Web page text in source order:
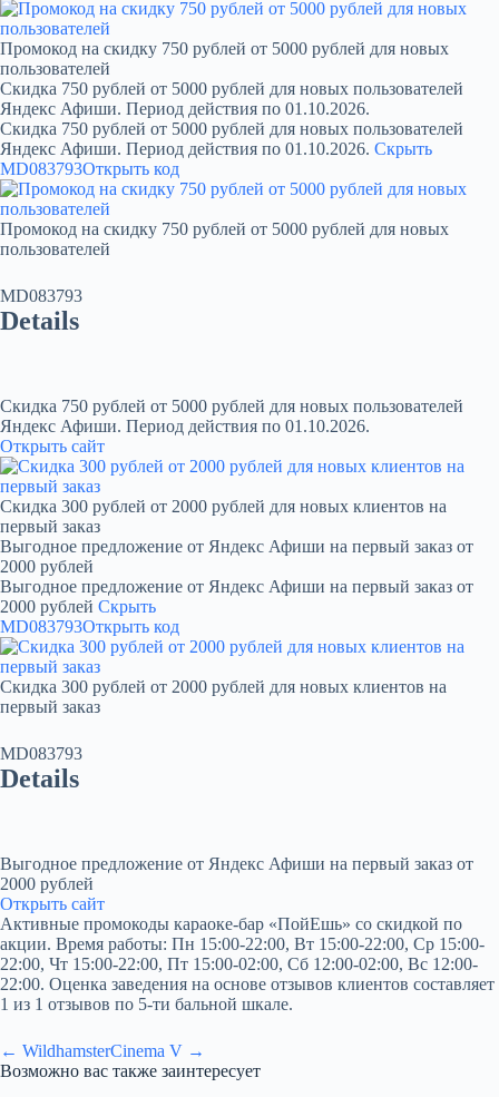
Промокод на скидку 750 рублей от 5000 рублей для новых
пользователей
Скидка 750 рублей от 5000 рублей для новых пользователей
Яндекс Афиши. Период действия по 01.10.2026.
Скидка 750 рублей от 5000 рублей для новых пользователей
Яндекс Афиши. Период действия по 01.10.2026. Скрыть
MD083793Открыть код
Промокод на скидку 750 рублей от 5000 рублей для новых
пользователей
MD083793
Details
Скидка 750 рублей от 5000 рублей для новых пользователей
Яндекс Афиши. Период действия по 01.10.2026.
Открыть сайт
Скидка 300 рублей от 2000 рублей для новых клиентов на
первый заказ
Выгодное предложение от Яндекс Афиши на первый заказ от
2000 рублей
Выгодное предложение от Яндекс Афиши на первый заказ от
2000 рублей Скрыть
MD083793Открыть код
Скидка 300 рублей от 2000 рублей для новых клиентов на
первый заказ
MD083793
Details
Выгодное предложение от Яндекс Афиши на первый заказ от
2000 рублей
Открыть сайт
Активные промокоды караоке-бар «ПойЕшь» со скидкой по
акции. Время работы: Пн 15:00-22:00, Вт 15:00-22:00, Ср 15:00-
22:00, Чт 15:00-22:00, Пт 15:00-02:00, Сб 12:00-02:00, Вс 12:00-
22:00. Оценка заведения на основе отзывов клиентов составляет
1 из 1 отзывов по 5-ти бальной шкале.
← WildhamsterCinema V →
Возможно вас также заинтересует